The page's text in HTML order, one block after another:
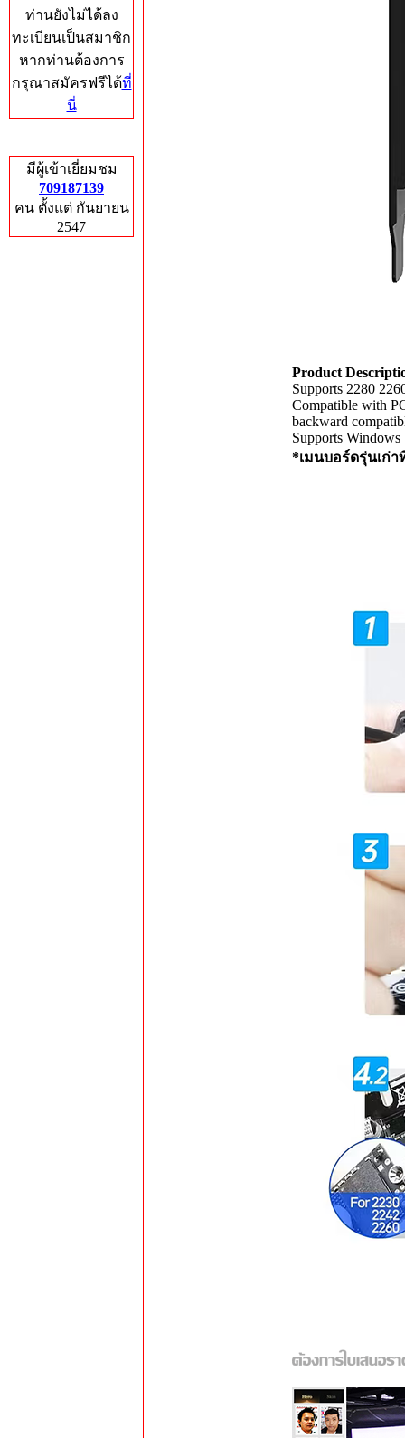
ท่านยังไม่ได้ลง
ทะเบียนเป็นสมาชิก
หากท่านต้องการ
กรุณาสมัครฟรีได้ที่
นี่
มีผู้เข้าเยี่ยมชม
709187139
คน ตั้งแต่ กันยายน
2547
Product
Supports 2280
Compatible with
backward
Supports Windows
*เมนบอร์ดรุ่นเก่า